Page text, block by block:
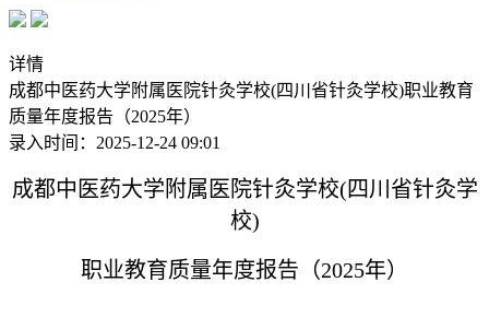
详情
成都中医药大学附属医院针灸学校(四川省针灸学校)职业教育
质量年度报告（2025年）
录入时间：2025-12-24 09:01
成都中医药大学附属医院针灸学校(四川省针灸学
校)
职业教育质量年度报告（2025年）